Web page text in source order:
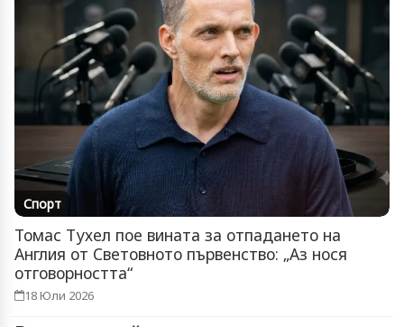
Спорт
Томас Тухел пое вината за отпадането на
Англия от Световното първенство: „Аз нося
отговорността“
18 Юли 2026